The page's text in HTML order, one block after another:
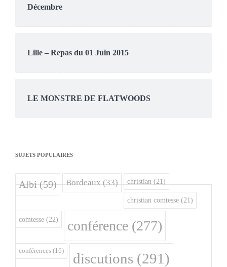
Décembre
Lille – Repas du 01 Juin 2015
LE MONSTRE DE FLATWOODS
SUJETS POPULAIRES
Albi(59) Bordeaux(33) christian (21)
christian comtesse (21)
comtesse (22) conférence (277)
conférences (16) discutions (291)